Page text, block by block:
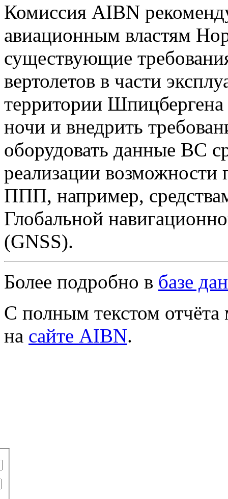
Комиссия AIBN
авиационным властям
существующие
вертолетов в части
территории
ночи и внедрить
оборудовать данные ВС
реализации возможности
ППП, например,
Глобальной
(GNSS).
Более подробно в базе
С полным текстом
на сайте AIBN.